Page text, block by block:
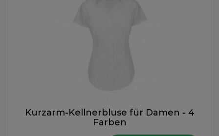
Kurzarm-Kellnerbluse für Damen - 4
Farben